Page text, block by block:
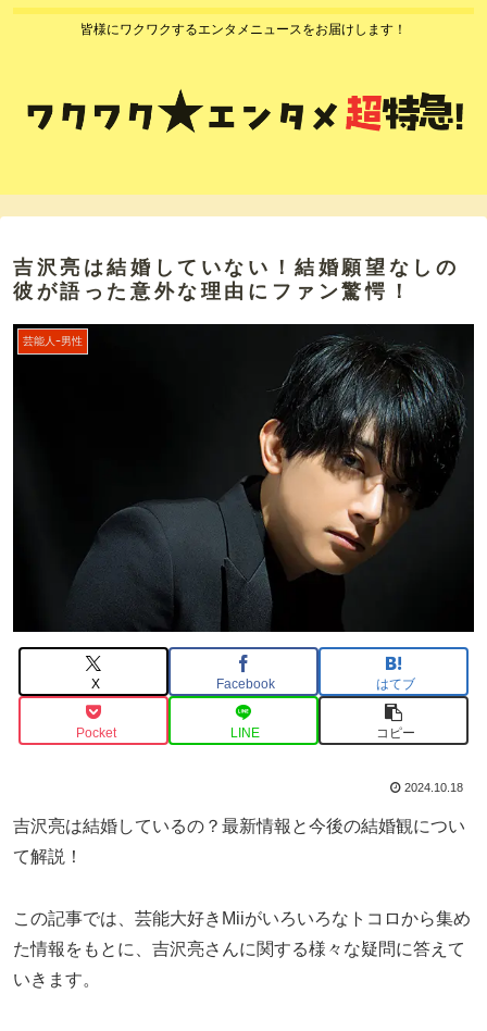
皆様にワクワクするエンタメニュースをお届けします！
吉沢亮は結婚していない！結婚願望なしの
彼が語った意外な理由にファン驚愕！
芸能人ｰ男性
X Facebook はてブ
Pocket LINE コピー
2024.10.18
吉沢亮は結婚しているの？最新情報と今後の結婚観につい
て解説！
この記事では、芸能大好きMiiがいろいろなトコロから集め
た情報をもとに、吉沢亮さんに関する様々な疑問に答えて
いきます。